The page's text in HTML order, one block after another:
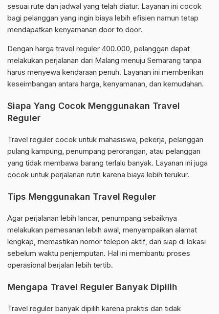
sesuai rute dan jadwal yang telah diatur. Layanan ini cocok
bagi pelanggan yang ingin biaya lebih efisien namun tetap
mendapatkan kenyamanan door to door.
Dengan harga travel reguler 400.000, pelanggan dapat
melakukan perjalanan dari Malang menuju Semarang tanpa
harus menyewa kendaraan penuh. Layanan ini memberikan
keseimbangan antara harga, kenyamanan, dan kemudahan.
Siapa Yang Cocok Menggunakan Travel
Reguler
Travel reguler cocok untuk mahasiswa, pekerja, pelanggan
pulang kampung, penumpang perorangan, atau pelanggan
yang tidak membawa barang terlalu banyak. Layanan ini juga
cocok untuk perjalanan rutin karena biaya lebih terukur.
Tips Menggunakan Travel Reguler
Agar perjalanan lebih lancar, penumpang sebaiknya
melakukan pemesanan lebih awal, menyampaikan alamat
lengkap, memastikan nomor telepon aktif, dan siap di lokasi
sebelum waktu penjemputan. Hal ini membantu proses
operasional berjalan lebih tertib.
Mengapa Travel Reguler Banyak Dipilih
Travel reguler banyak dipilih karena praktis dan tidak